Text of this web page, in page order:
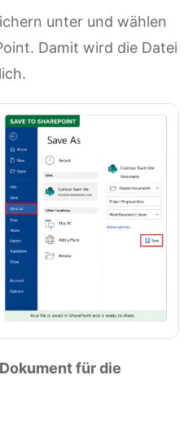
unter und wählen
Damit wird die Datei
für die